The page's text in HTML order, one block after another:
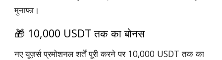
मुनाफा।
🎁 10,000 USDT तक का बोनस
नए यूज़र्स प्रमोशनल शर्तें पूरी करने पर 10,000 USDT तक का